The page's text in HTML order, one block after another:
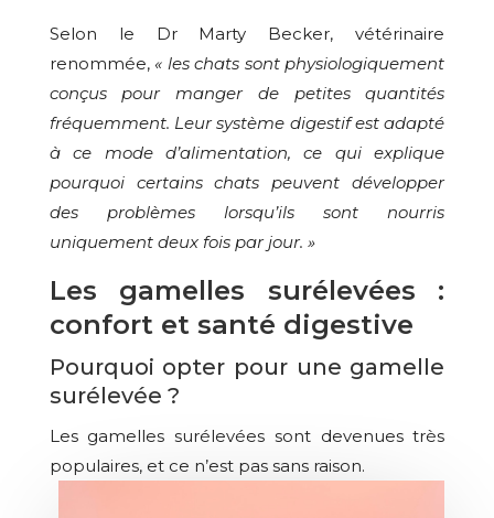
Selon le Dr Marty Becker, vétérinaire
renommée, « les chats sont physiologiquement
conçus pour manger de petites quantités
fréquemment. Leur système digestif est adapté
à ce mode d’alimentation, ce qui explique
pourquoi certains chats peuvent développer
des problèmes lorsqu’ils sont nourris
uniquement deux fois par jour. »
Les gamelles surélevées :
confort et santé digestive
Pourquoi opter pour une gamelle
surélevée ?
Les gamelles surélevées sont devenues très
populaires, et ce n’est pas sans raison.